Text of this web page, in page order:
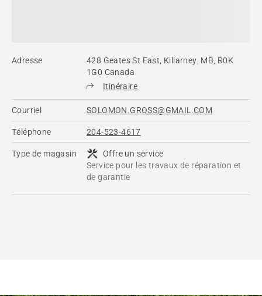
Adresse
428 Geates St East, Killarney, MB, R0K
1G0 Canada
Itinéraire
Courriel SOLOMON.GROSS@GMAIL.COM
Téléphone 204-523-4617
Type de magasin
Offre un service
Service pour les travaux de réparation et
de garantie